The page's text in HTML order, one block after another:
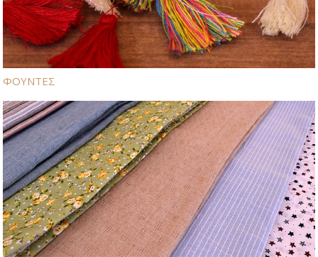
ΦΟΥΝΤΕΣ